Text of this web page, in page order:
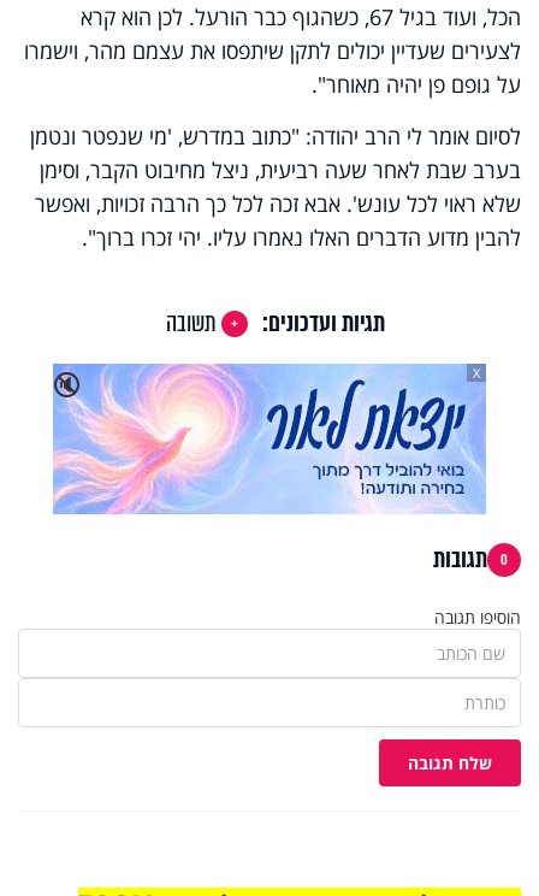
הכל, ועוד בגיל 67, כשהגוף כבר הורעל. לכן הוא קרא
לצעירים שעדיין יכולים לתקן שיתפסו את עצמם מהר, וישמרו
על גופם פן יהיה מאוחר".
לסיום אומר לי הרב יהודה: "כתוב במדרש, 'מי שנפטר ונטמן
בערב שבת לאחר שעה רביעית, ניצל מחיבוט הקבר, וסימן
שלא ראוי לכל עונש'. אבא זכה לכל כך הרבה זכויות, ואפשר
להבין מדוע הדברים האלו נאמרו עליו. יהי זכרו ברוך".
תגיות ועדכונים:
תשובה
🔇
X
0 תגובות
הוסיפו תגובה
שלח תגובה